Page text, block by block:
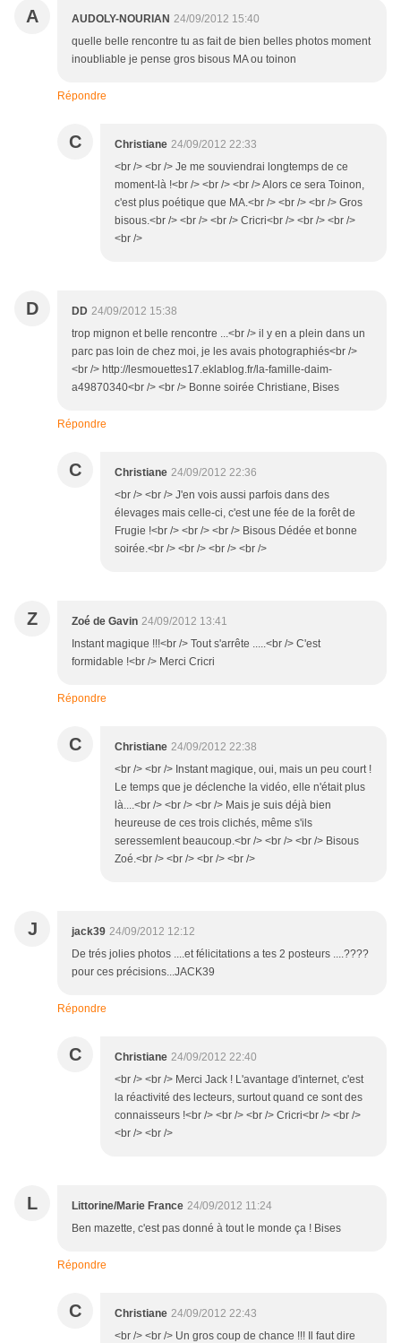
A AUDOLY-NOURIAN 24/09/2012 15:40
quelle belle rencontre tu as fait de bien belles photos moment
inoubliable je pense gros bisous MA ou toinon
Répondre
C Christiane 24/09/2012 22:33
<br /> <br /> Je me souviendrai longtemps de ce
moment-là !<br /> <br /> <br /> Alors ce sera Toinon,
c'est plus poétique que MA.<br /> <br /> <br /> Gros
bisous.<br /> <br /> <br /> Cricri<br /> <br /> <br />
<br />
D DD 24/09/2012 15:38
trop mignon et belle rencontre ...<br /> il y en a plein dans un
parc pas loin de chez moi, je les avais photographiés<br />
<br /> http://lesmouettes17.eklablog.fr/la-famille-daim-
a49870340<br /> <br /> Bonne soirée Christiane, Bises
Répondre
C Christiane 24/09/2012 22:36
<br /> <br /> J'en vois aussi parfois dans des
élevages mais celle-ci, c'est une fée de la forêt de
Frugie !<br /> <br /> <br /> Bisous Dédée et bonne
soirée.<br /> <br /> <br /> <br />
Z Zoé de Gavin 24/09/2012 13:41
Instant magique !!!<br /> Tout s'arrête .....<br /> C'est
formidable !<br /> Merci Cricri
Répondre
C Christiane 24/09/2012 22:38
<br /> <br /> Instant magique, oui, mais un peu court !
Le temps que je déclenche la vidéo, elle n'était plus
là....<br /> <br /> <br /> Mais je suis déjà bien
heureuse de ces trois clichés, même s'ils
seressemlent beaucoup.<br /> <br /> <br /> Bisous
Zoé.<br /> <br /> <br /> <br />
J jack39 24/09/2012 12:12
De trés jolies photos ....et félicitations a tes 2 posteurs ....????
pour ces précisions...JACK39
Répondre
C Christiane 24/09/2012 22:40
<br /> <br /> Merci Jack ! L'avantage d'internet, c'est
la réactivité des lecteurs, surtout quand ce sont des
connaisseurs !<br /> <br /> <br /> Cricri<br /> <br />
<br /> <br />
L Littorine/Marie France 24/09/2012 11:24
Ben mazette, c'est pas donné à tout le monde ça ! Bises
Répondre
C Christiane 24/09/2012 22:43
<br /> <br /> Un gros coup de chance !!! Il faut dire